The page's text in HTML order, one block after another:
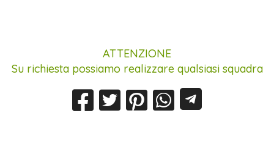
ATTENZIONE
Su richiesta possiamo realizzare qualsiasi squadra